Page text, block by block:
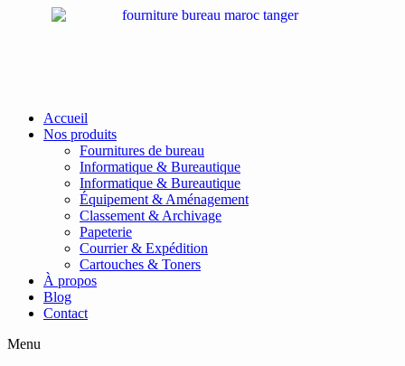
Accueil
Nos produits
Fournitures de bureau
Informatique & Bureautique
Informatique & Bureautique
Équipement & Aménagement
Classement & Archivage
Papeterie
Courrier & Expédition
Cartouches & Toners
À propos
Blog
Contact
Menu